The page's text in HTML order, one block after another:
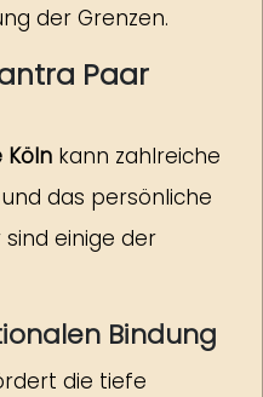
der Grenzen.
Paar
Köln kann zahlreiche
das persönliche
einige der
Bindung
die tiefe